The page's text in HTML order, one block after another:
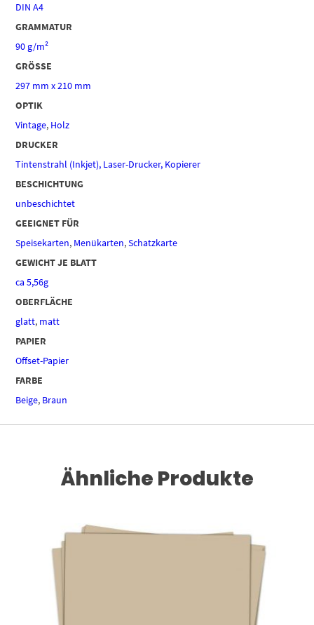
DIN A4
GRAMMATUR
90 g/m²
GRÖSSE
297 mm x 210 mm
OPTIK
Vintage, Holz
DRUCKER
Tintenstrahl (Inkjet), Laser-Drucker, Kopierer
BESCHICHTUNG
unbeschichtet
GEEIGNET FÜR
Speisekarten, Menükarten,Schatzkarte
GEWICHT JE BLATT
ca 5,56g
OBERFLÄCHE
glatt, matt
PAPIER
Offset-Papier
FARBE
Beige, Braun
Ähnliche Produkte